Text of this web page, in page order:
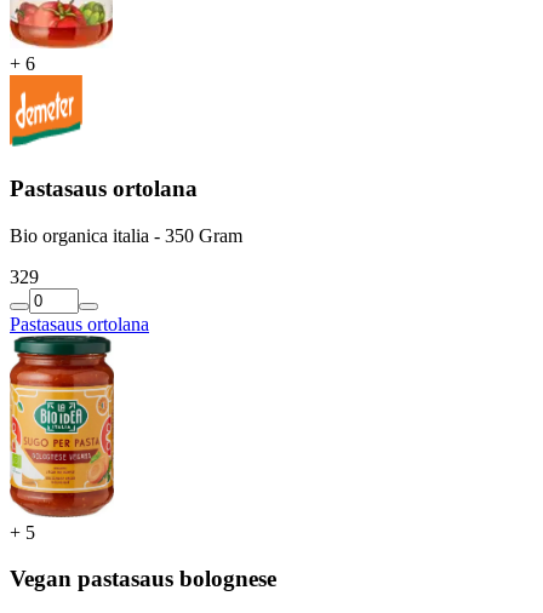
+ 6
Pastasaus ortolana
Bio organica italia - 350 Gram
329
Pastasaus ortolana
+ 5
Vegan pastasaus bolognese